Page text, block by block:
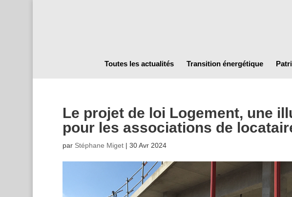
Toutes les actualités Transition énergétique
Le projet de loi Logement, une
pour les associations de
par Stéphane Miget| 30 Avr 2024